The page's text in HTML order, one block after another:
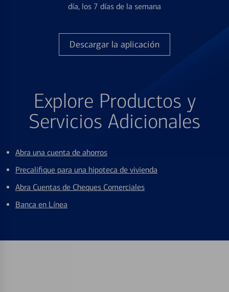
día, los 7 días de la semana
Descargar la aplicación
Explore Productos y
Servicios Adicionales
Abra una cuenta de ahorros
Precalifique para una hipoteca de vivienda
Abra Cuentas de Cheques Comerciales
Banca en Línea